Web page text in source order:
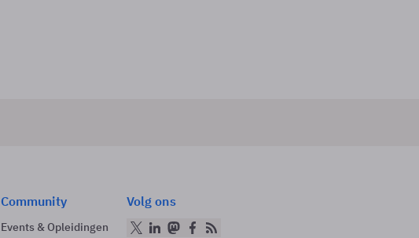
Community
Events & Opleidingen
Volg ons